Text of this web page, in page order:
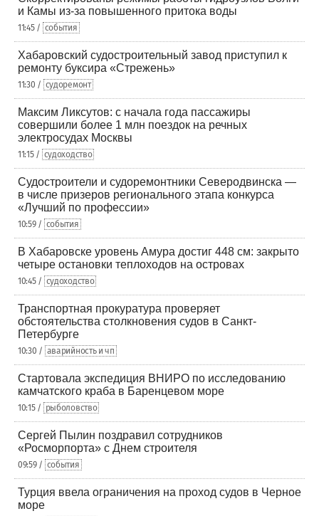
и Камы из-за повышенного притока воды
11:45 / события
Хабаровский судостроительный завод приступил к
ремонту буксира «Стрежень»
11:30 / судоремонт
Максим Ликсутов: с начала года пассажиры
совершили более 1 млн поездок на речных
электросудах Москвы
11:15 / судоходство
Судостроители и судоремонтники Северодвинска —
в числе призеров регионального этапа конкурса
«Лучший по профессии»
10:59 / события
В Хабаровске уровень Амура достиг 448 см: закрыто
четыре остановки теплоходов на островах
10:45 / судоходство
Транспортная прокуратура проверяет
обстоятельства столкновения судов в Санкт-
Петербурге
10:30 / аварийность и чп
Стартовала экспедиция ВНИРО по исследованию
камчатского краба в Баренцевом море
10:15 / рыболовство
Сергей Пылин поздравил сотрудников
«Росморпорта» с Днем строителя
09:59 / события
Турция ввела ограничения на проход судов в Черное
море